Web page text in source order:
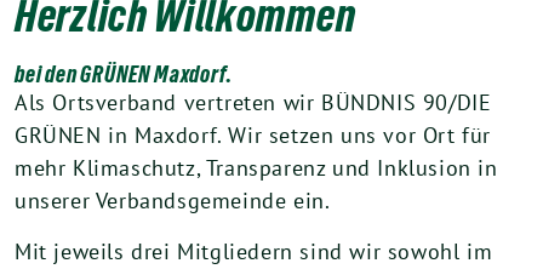
Herzlich Willkommen
bei den GRÜNEN Maxdorf.
Als Ortsverband vertreten wir BÜNDNIS 90/DIE
GRÜNEN in Maxdorf. Wir setzen uns vor Ort für
mehr Klimaschutz, Transparenz und Inklusion in
unserer Verbandsgemeinde ein.
Mit jeweils drei Mitgliedern sind wir sowohl im